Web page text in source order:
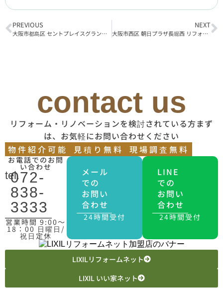
PREVIOUS
大阪市都島区 セントプレイスグランドプレミオ リフォーム工事着工
NEXT
大阪市西区 朝日プラザ長堀西 リフォーム工事完了
contact us
リフォーム・リノベーションを検討されている方まず
は、お気軽にお問い合わせください
物件紹介可能
見積り無料 現場調査無料
お電話でのお問
い合わせ
tel.
072-
838-
3333
営業時間 9:00〜
18：00 日曜日/
祝日定休
メール
での
お問い
合わせ
24時間受付
LINE
での
お問い
合わせ
24時間受付
LIXILリフォームネット
LIXIL いい家ネット